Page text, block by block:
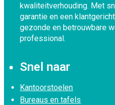
kwaliteitverhouding. Met
garantie en een
gezonde en betrouwbare
professional.
Snel naar
Kantoorstoelen
Bureaus en tafels